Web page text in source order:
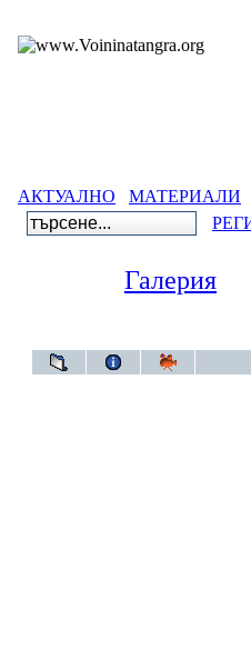
АКТУАЛНО МАТЕРИАЛИ
Галерия